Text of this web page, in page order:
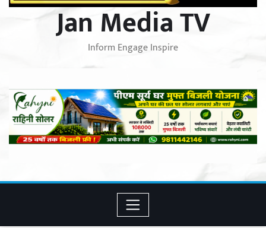
Jan Media TV
Inform Engage Inspire